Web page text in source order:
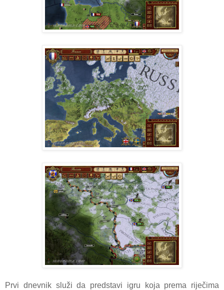
Prvi dnevnik služi da predstavi igru koja prema riječima